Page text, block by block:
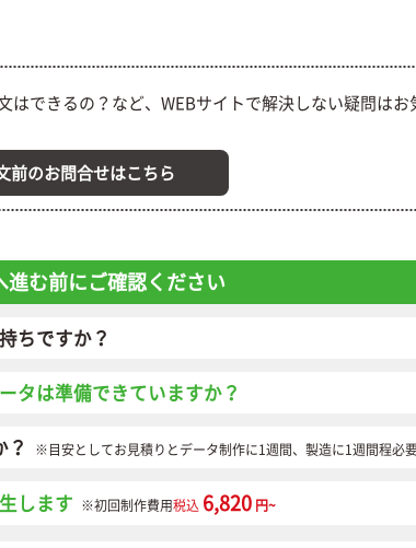
はできるの？など、WEBサイトで解決しない疑問はお
前のお問合せはこちら
進む前にご確認ください
ちですか？
タは準備できていますか？
？ ※目安としてお見積りとデータ制作に1週間、製造に1週間程必要
します ※初回制作費用税込 6,820 円~